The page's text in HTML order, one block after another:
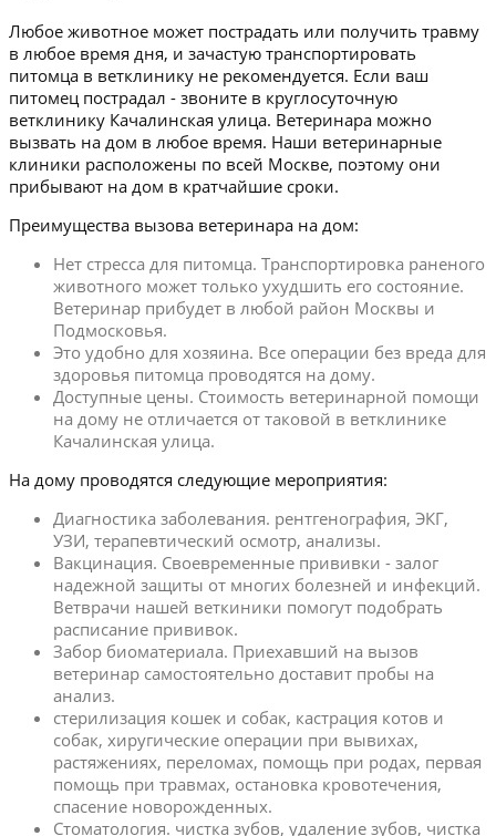
Любое животное может пострадать или получить травму
в любое время дня, и зачастую транспортировать
питомца в ветклинику не рекомендуется. Если ваш
питомец пострадал - звоните в круглосуточную
ветклинику Качалинская улица. Ветеринара можно
вызвать на дом в любое время. Наши ветеринарные
клиники расположены по всей Москве, поэтому они
прибывают на дом в кратчайшие сроки.
Преимущества вызова ветеринара на дом:
Нет стресса для питомца. Транспортировка раненого
животного может только ухудшить его состояние.
Ветеринар прибудет в любой район Москвы и
Подмосковья.
Это удобно для хозяина. Все операции без вреда для
здоровья питомца проводятся на дому.
Доступные цены. Стоимость ветеринарной помощи
на дому не отличается от таковой в ветклинике
Качалинская улица.
На дому проводятся следующие мероприятия:
Диагностика заболевания. рентгенография, ЭКГ,
УЗИ, терапевтический осмотр, анализы.
Вакцинация. Своевременные прививки - залог
надежной защиты от многих болезней и инфекций.
Ветврачи нашей веткиники помогут подобрать
расписание прививок.
Забор биоматериала. Приехавший на вызов
ветеринар самостоятельно доставит пробы на
анализ.
стерилизация кошек и собак, кастрация котов и
собак, хиругические операции при вывихах,
растяжениях, переломах, помощь при родах, первая
помощь при травмах, остановка кровотечения,
спасение новорожденных.
Стоматология. чистка зубов, удаление зубов, чистка